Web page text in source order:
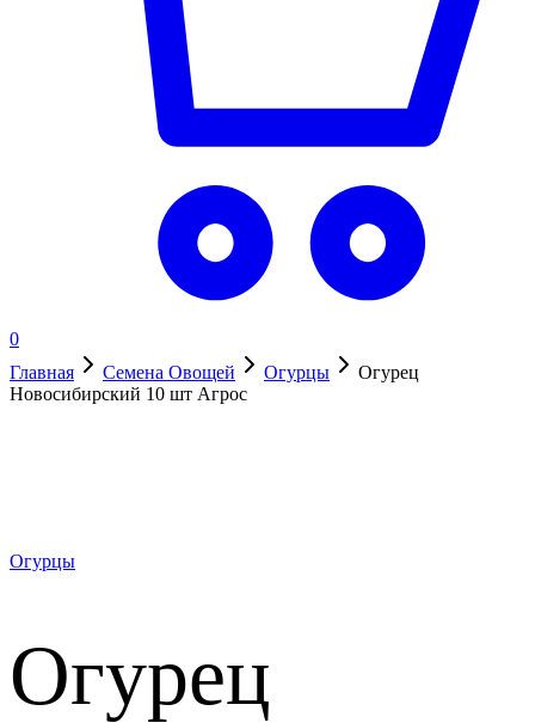
0
Главная
Семена Овощей Огурцы
Огурец
Новосибирский 10 шт Агрос
Огурцы
Огурец